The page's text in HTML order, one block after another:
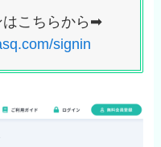
はこちらから➡
signin